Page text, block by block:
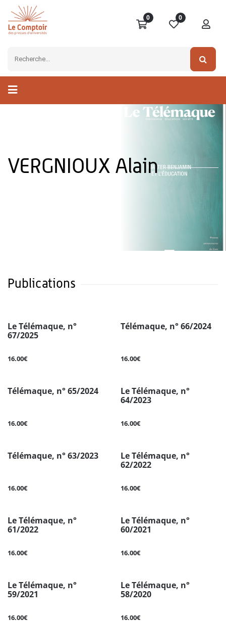
0 0
VERGNIOUX Alain
Publications
Le Télémaque, n°
67/2025
16.00€
Télémaque, n° 66/2024
16.00€
Télémaque, n° 65/2024
16.00€
Le Télémaque, n°
64/2023
16.00€
Télémaque, n° 63/2023
16.00€
Le Télémaque, n°
62/2022
16.00€
Le Télémaque, n°
61/2022
16.00€
Le Télémaque, n°
60/2021
16.00€
Le Télémaque, n°
59/2021
16.00€
Le Télémaque, n°
58/2020
16.00€